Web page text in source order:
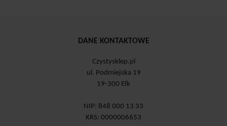
DANE KONTAKTOWE
Czystysklep.pl
ul. Podmiejska 19
19-300 Ełk
NIP: 848 000 13 33
KRS: 0000006653